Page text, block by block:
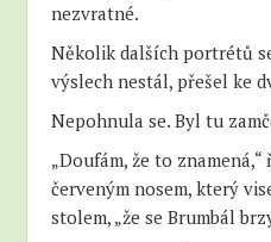
nezvratné.
Několik dalších portrétů
výslech nestál, přešel ke
Nepohnula se. Byl tu
„Doufám, že to
červeným nosem, který
stolem, „že se Brumbál